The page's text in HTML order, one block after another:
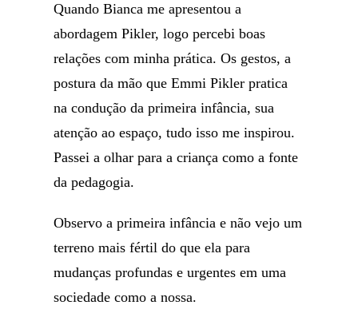
Quando Bianca me apresentou a
abordagem Pikler, logo percebi boas
relações com minha prática. Os gestos, a
postura da mão que Emmi Pikler pratica
na condução da primeira infância, sua
atenção ao espaço, tudo isso me inspirou.
Passei a olhar para a criança como a fonte
da pedagogia.
Observo a primeira infância e não vejo um
terreno mais fértil do que ela para
mudanças profundas e urgentes em uma
sociedade como a nossa.